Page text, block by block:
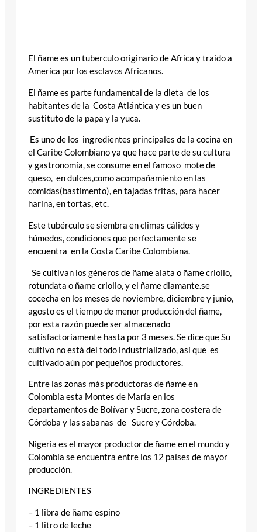
El ñame es un tuberculo originario de Africa y traido a
America por los esclavos Africanos.
El ñame es parte fundamental de la dieta de los
habitantes de la Costa Atlántica y es un buen
sustituto de la papa y la yuca.
Es uno de los ingredientes principales de la cocina en
el Caribe Colombiano ya que hace parte de su cultura
y gastronomía, se consume en el famoso mote de
queso, en dulces,como acompañamiento en las
comidas(bastimento), en tajadas fritas, para hacer
harina, en tortas, etc.
Este tubérculo se siembra en climas cálidos y
húmedos, condiciones que perfectamente se
encuentra en la Costa Caribe Colombiana.
Se cultivan los géneros de ñame alata o ñame criollo,
rotundata o ñame criollo, y el ñame diamante.se
cocecha en los meses de noviembre, diciembre y junio,
agosto es el tiempo de menor producción del ñame,
por esta razón puede ser almacenado
satisfactoriamente hasta por 3 meses. Se dice que Su
cultivo no está del todo industrializado, así que es
cultivado aún por pequeños productores.
Entre las zonas más productoras de ñame en
Colombia esta Montes de María en los
departamentos de Bolívar y Sucre, zona costera de
Córdoba y las sabanas de Sucre y Córdoba.
Nigeria es el mayor productor de ñame en el mundo y
Colombia se encuentra entre los 12 países de mayor
producción.
INGREDIENTES
– 1 libra de ñame espino
– 1 litro de leche